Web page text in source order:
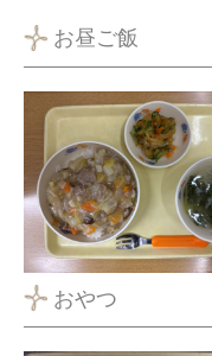
お昼ご飯
おやつ